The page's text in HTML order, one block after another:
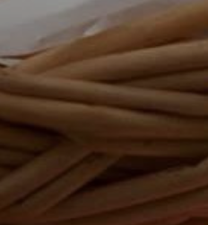
Компания
Каталог
Блог
Партнерам
Вакансии
Контакты
© 2026 Мясная компания «Стрела»